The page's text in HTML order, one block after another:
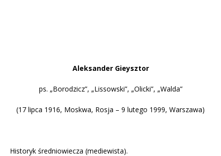
Aleksander Gieysztor
ps. „Borodzicz”, „Lissowski”, „Olicki”, „Walda”
(17 lipca 1916, Moskwa, Rosja – 9 lutego 1999, Warszawa)
Historyk średniowiecza (mediewista).